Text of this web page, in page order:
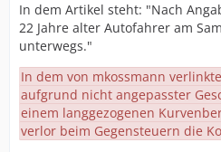
In dem Artikel steht: "Nach
22 Jahre alter Autofahrer am
unterwegs."
In dem von mkossmann
aufgrund nicht angepasster
einem langgezogenen
verlor beim Gegensteuern die